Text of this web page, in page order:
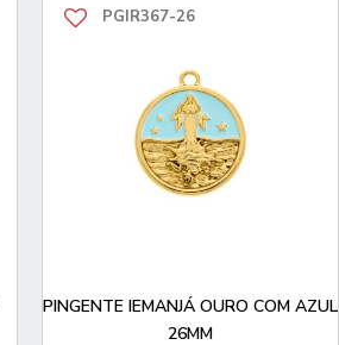
PGIR367-26
PINGENTE IEMANJÁ OURO COM AZUL
26MM